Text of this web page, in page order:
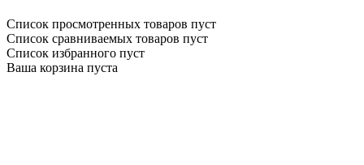
Список просмотренных товаров пуст
Список сравниваемых товаров пуст
Список избранного пуст
Ваша корзина пуста